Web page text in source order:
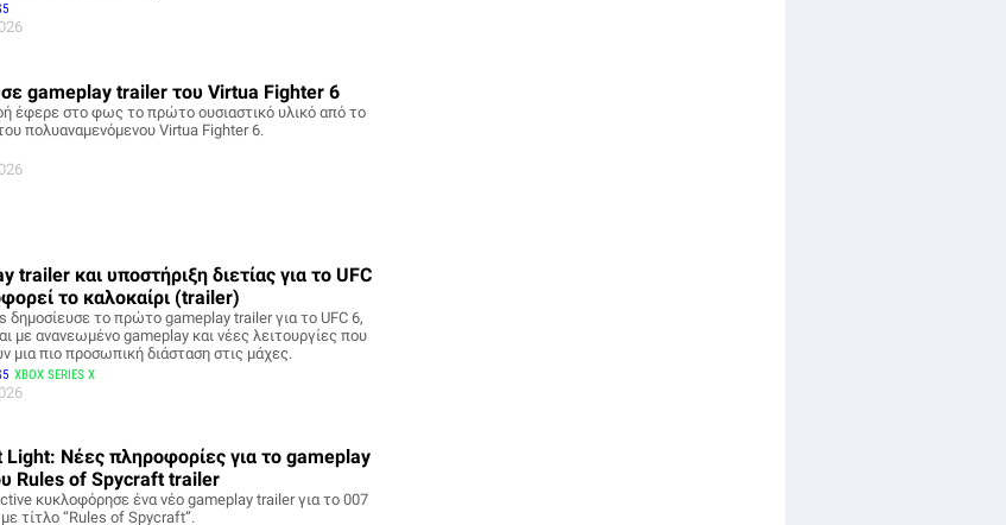
gameplay trailer του Virtua Fighter 6
έφερε στο φως το πρώτο ουσιαστικό υλικό από το
πολυαναμενόμενου Virtua Fighter 6.
trailer και υποστήριξη διετίας για το UFC
το καλοκαίρι (trailer)
δημοσίευσε το πρώτο gameplay trailer για το UFC 6,
με ανανεωμένο gameplay και νέες λειτουργίες που
μια πιο προσωπική διάσταση στις μάχες.
XBOX SERIES X
Light: Νέες πληροφορίες για το gameplay
Rules of Spycraft trailer
κυκλοφόρησε ένα νέο gameplay trailer για το 007
τίτλο “Rules of Spycraft”.